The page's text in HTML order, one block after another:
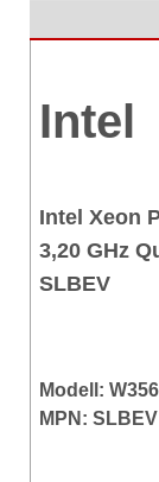
Intel
Intel Xeon
3,20 GHz
SLBEV
Modell:
MPN: SLBEV